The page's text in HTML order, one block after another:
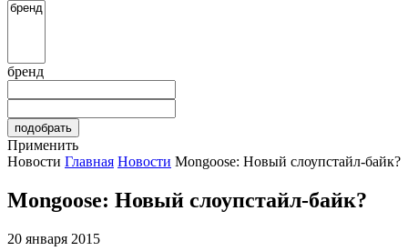
бренд
Применить
Новости Главная Новости Mongoose: Новый слоупстайл-байк?
Mongoose: Новый слоупстайл-байк?
20 января 2015